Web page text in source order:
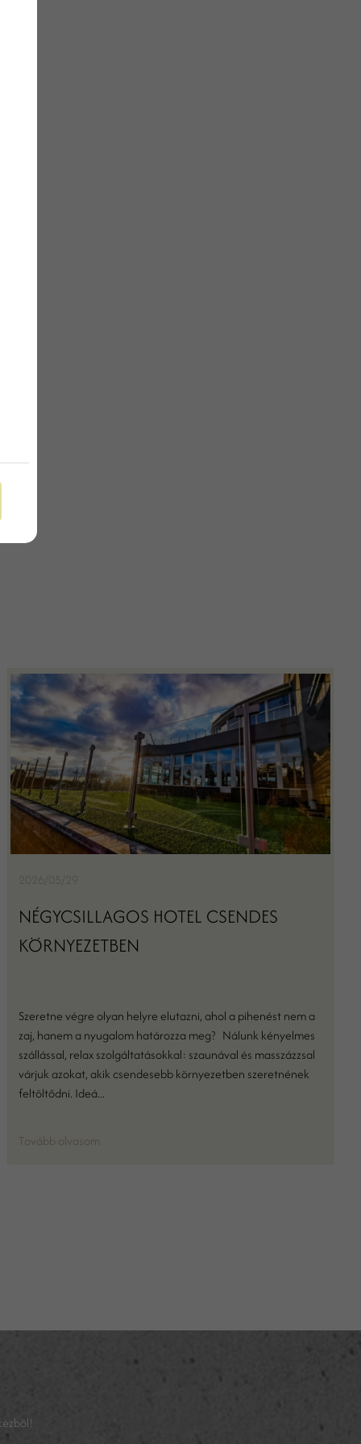
NÉGYCSILLAGOS HOTEL CSENDES
KÖRNYEZETBEN
Szeretne végre olyan helyre elutazni, ahol a pihenést nem a
zaj, hanem a nyugalom határozza meg? Nálunk kényelmes
szállással, relax szolgáltatásokkal: szaunával és masszázzsal
várjuk azokat, akik csendesebb környezetben szeretnének
feltöltődni. Ideá...
Tovább olvasom